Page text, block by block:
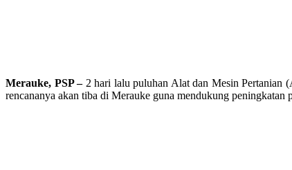
Merauke, PSP –2 hari lalu puluhan Alat dan Mesin Pertanian
rencananya akan tiba di Merauke guna mendukung